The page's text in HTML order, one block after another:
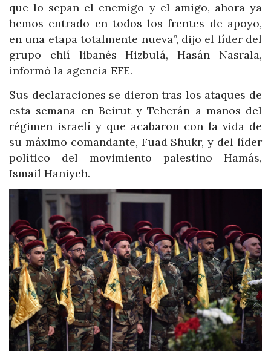
que lo sepan el enemigo y el amigo, ahora ya
hemos entrado en todos los frentes de apoyo,
en una etapa totalmente nueva”, dijo el líder del
grupo chií libanés Hizbulá, Hasán Nasrala,
informó la agencia EFE.
Sus declaraciones se dieron tras los ataques de
esta semana en Beirut y Teherán a manos del
régimen israelí y que acabaron con la vida de
su máximo comandante, Fuad Shukr, y del líder
político del movimiento palestino Hamás,
Ismail Haniyeh.